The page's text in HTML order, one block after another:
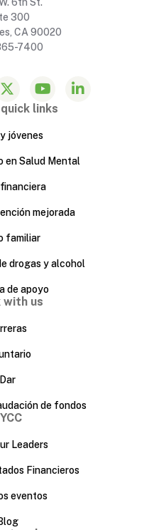
300
CA 90020
7400
links
jóvenes
en Salud Mental
mejorada
familiar
drogas y alcohol
de apoyo
with us
Dar
de fondos
Leaders
Financieros
eventos